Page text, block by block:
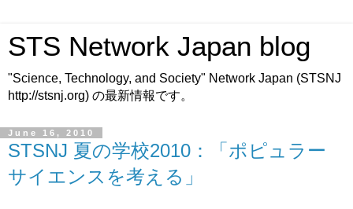
STS Network Japan blog
"Science, Technology, and Society" Network Japan (STSNJ
http://stsnj.org) の最新情報です。
June 16, 2010
STSNJ 夏の学校2010：「ポピュラー
サイエンスを考える」